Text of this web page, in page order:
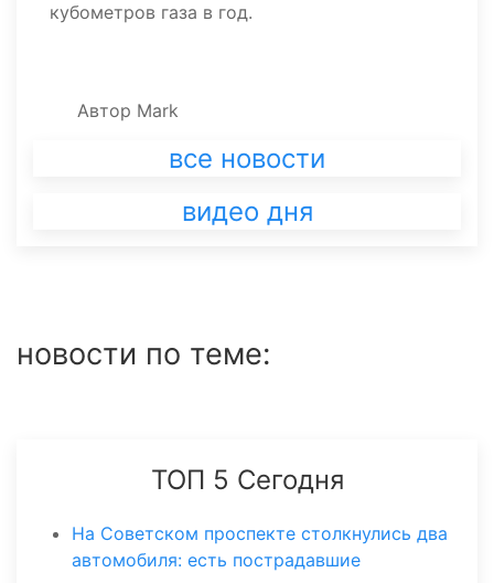
кубометров газа в год.
Автор Mark
все новости
видео дня
новости по теме:
ТОП 5 Сегодня
На Советском проспекте столкнулись два
автомобиля: есть пострадавшие